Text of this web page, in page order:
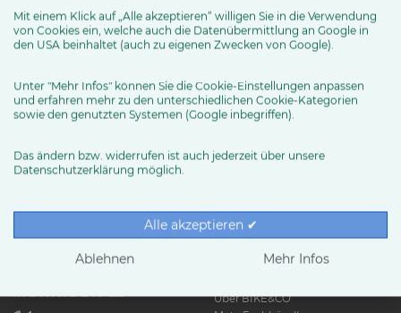
News & Trends
Ratgeber
Über BIKE&CO
Mit einem Klick auf „Alle akzeptieren“ willigen Sie in die Verwendung
von Cookies ein, welche auch die Datenübermittlung an Google in
den USA beinhaltet (auch zu eigenen Zwecken von Google).
Unter "Mehr Infos" können Sie die Cookie-Einstellungen anpassen
und erfahren mehr zu den unterschiedlichen Cookie-Kategorien
sowie den genutzten Systemen (Google inbegriffen).
Das ändern bzw. widerrufen ist auch jederzeit über unsere
Datenschutzerklärung möglich.
Alle akzeptieren ✔
Ablehnen Mehr Infos